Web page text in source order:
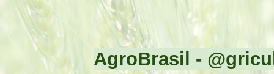
AgroBrasil -